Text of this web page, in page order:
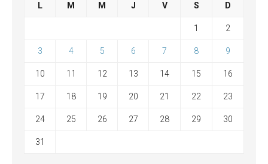
L M M J V S D
1 2
3 4 5 6 7 8 9
10 11 12 13 14 15 16
17 18 19 20 21 22 23
24 25 26 27 28 29 30
31